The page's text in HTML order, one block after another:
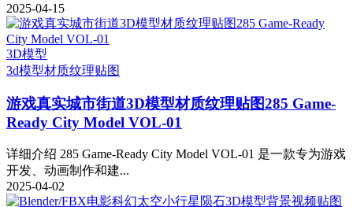
2025-04-15
3D模型
3d模型材质纹理贴图
游戏真实城市街道3D模型材质纹理贴图285 Game-
Ready City Model VOL-01
详细介绍 285 Game-Ready City Model VOL-01 是一款专为游戏
开发、动画制作和建...
2025-04-02